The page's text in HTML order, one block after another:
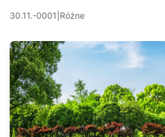
30.11.-0001 Różne